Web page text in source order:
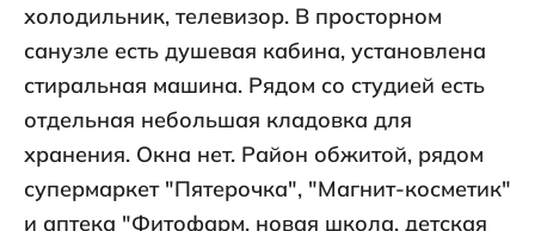
холодильник, телевизор. В просторном
санузле есть душевая кабина, установлена
стиральная машина. Рядом со студией есть
отдельная небольшая кладовка для
хранения. Окна нет. Район обжитой, рядом
супермаркет "Пятерочка", "Магнит-косметик"
и аптека "Фитофарм, новая школа, детская